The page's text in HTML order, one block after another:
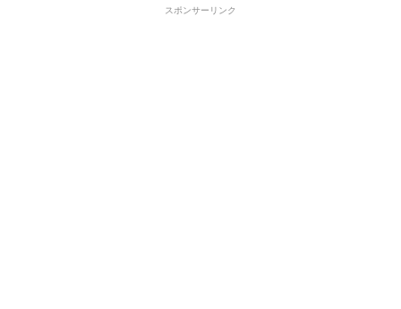
スポンサーリンク